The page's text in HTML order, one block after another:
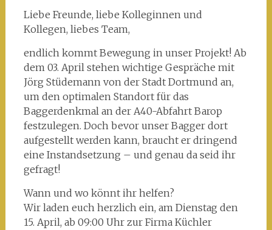
Liebe Freunde, liebe Kolleginnen und
Kollegen, liebes Team,
endlich kommt Bewegung in unser Projekt! Ab
dem 03. April stehen wichtige Gespräche mit
Jörg Stüdemann von der Stadt Dortmund an,
um den optimalen Standort für das
Baggerdenkmal an der A40-Abfahrt Barop
festzulegen. Doch bevor unser Bagger dort
aufgestellt werden kann, braucht er dringend
eine Instandsetzung – und genau da seid ihr
gefragt!
Wann und wo könnt ihr helfen?
Wir laden euch herzlich ein, am Dienstag den
15. April, ab 09:00 Uhr zur Firma Küchler